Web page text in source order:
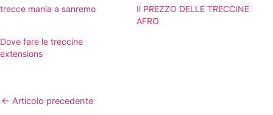
trecce mania a sanremo
Il PREZZO DELLE TRECCINE
AFRO
Dove fare le treccine
extensions
← Articolo precedente